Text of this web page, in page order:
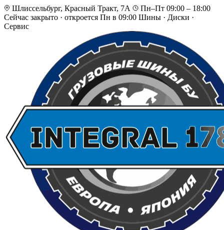
Шлиссельбург, Красный Тракт, 7А
Пн–Пт 09:00 – 18:00
Сейчас закрыто · откроется Пн в 09:00 Шины · Диски ·
Сервис